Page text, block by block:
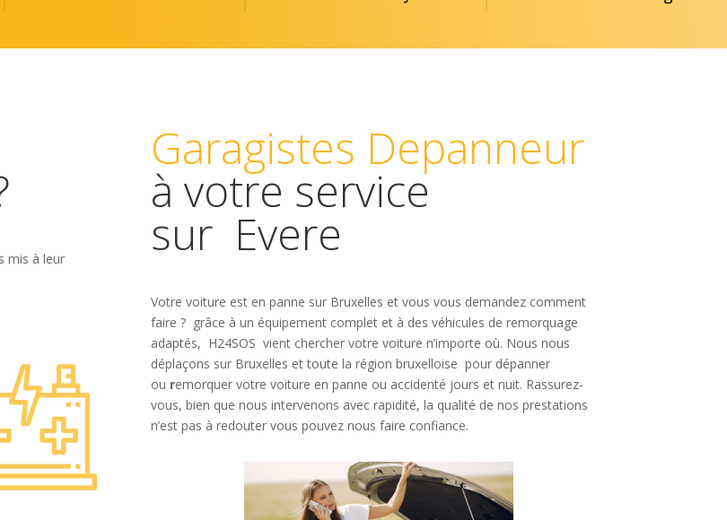
mis à leur
Garagistes Depanneur
à votre service
sur Evere
Votre voiture est en panne sur Bruxelles et vous vous demandez comment
faire ? grâce à un équipement complet et à des véhicules de remorquage
adaptés, H24SOS vient chercher votre voiture n’importe où. Nous nous
déplaçons sur Bruxelles et toute la région bruxelloise pour dépanner
ou remorquer votre voiture en panne ou accidenté jours et nuit. Rassurez-
vous, bien que nous intervenons avec rapidité, la qualité de nos prestations
n’est pas à redouter vous pouvez nous faire confiance.